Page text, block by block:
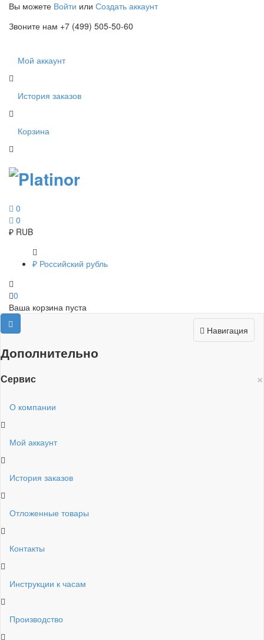
Вы можете Войти или Создать аккаунт
Звоните нам +7 (499) 505-50-60
Мой аккаунт
История заказов
Корзина
0
0
₽ RUB
₽ Российский рубль
0
Ваша корзина пуста
Навигация
Дополнительно
×
Сервис
О компании
Мой аккаунт
История заказов
Отложенные товары
Контакты
Инструкции к часам
Производство